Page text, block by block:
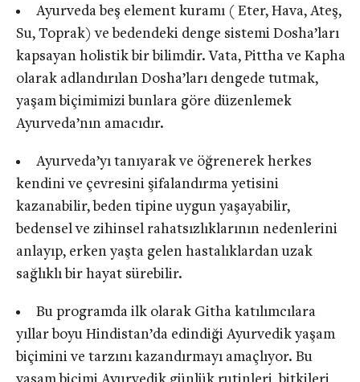
Ayurveda beş element kuramı ( Eter, Hava, Ateş,
Su, Toprak) ve bedendeki denge sistemi Dosha’ları
kapsayan holistik bir bilimdir. Vata, Pittha ve Kapha
olarak adlandırılan Dosha’ları dengede tutmak,
yaşam biçimimizi bunlara göre düzenlemek
Ayurveda’nın amacıdır.
Ayurveda’yı tanıyarak ve öğrenerek herkes
kendini ve çevresini şifalandırma yetisini
kazanabilir, beden tipine uygun yaşayabilir,
bedensel ve zihinsel rahatsızlıklarının nedenlerini
anlayıp, erken yaşta gelen hastalıklardan uzak
sağlıklı bir hayat sürebilir.
Bu programda ilk olarak Githa katılımcılara
yıllar boyu Hindistan’da edindiği Ayurvedik yaşam
biçimini ve tarzını kazandırmayı amaçlıyor. Bu